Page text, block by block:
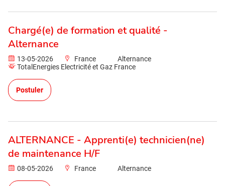
Chargé(e) de formation et qualité -
Alternance
13-05-2026 France
Alternance
TotalEnergies Electricité et Gaz France
Postuler
ALTERNANCE - Apprenti(e) technicien(ne)
de maintenance H/F
08-05-2026 France Alternance